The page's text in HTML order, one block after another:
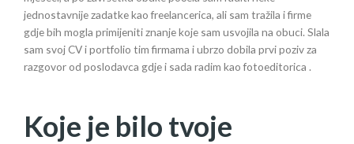
jednostavnije zadatke kao freelancerica, ali sam tražila i firme
gdje bih mogla primijeniti znanje koje sam usvojila na obuci. Slala
sam svoj CV i portfolio tim firmama i ubrzo dobila prvi poziv za
razgovor od poslodavca gdje i sada radim kao fotoeditorica .
Koje je bilo tvoje